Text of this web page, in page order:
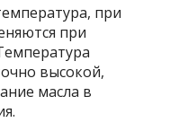
при
при
высокой,
масла в